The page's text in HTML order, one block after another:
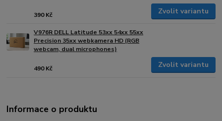
390 Kč Zvolit variantu
V976R DELL Latitude 53xx 54xx 55xx
Precision 35xx webkamera HD (RGB
webcam, dual microphones)
490 Kč Zvolit variantu
Informace o produktu